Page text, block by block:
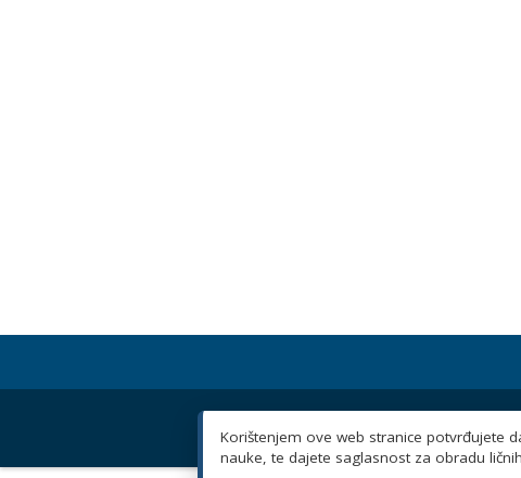
Korištenjem ove web stranice potvrđujete
nauke, te dajete saglasnost za obradu